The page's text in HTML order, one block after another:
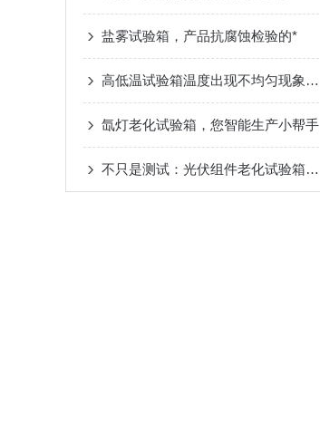
盐雾试验箱，产品抗腐蚀检验的*
高低温试验箱温度出现不均匀现象的原因
氙灯老化试验箱，您智能生产小帮手
不只是测试：光伏组件老化试验箱的革新特点解析！